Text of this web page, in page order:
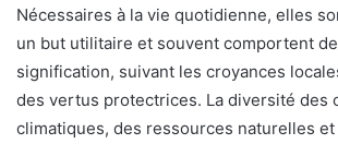
Nécessaires à la vie quotidienne, elles
un but utilitaire et souvent comportent
signification, suivant les croyances
des vertus protectrices. La diversité des
climatiques, des ressources naturelles